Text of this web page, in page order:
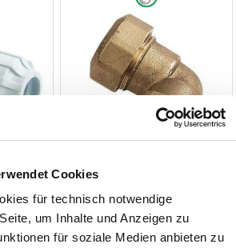
Cookies
für technisch notwendige
um Inhalte und Anzeigen zu
für soziale Medien anbieten zu
2,80 €
2,66 €
2,52 €
ab 10 Stück
1-2 Werktage